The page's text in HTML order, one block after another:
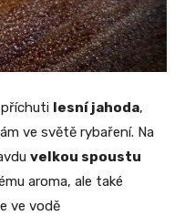
příchuti lesní jahoda,
ve světě rybaření. Na
velkou spoustu
aroma, ale také
ve vodě